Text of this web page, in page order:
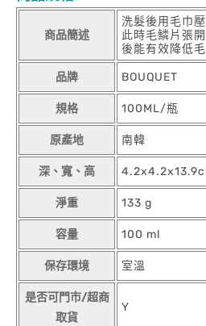
商品簡述
洗髮後用毛巾
此時毛鱗片張
後能有效降低毛
品牌 BOUQUET
規格 100ML/瓶
原產地 南韓
深、寬、高
淨重 133 g
容量 100 ml
保存環境 室溫
是否可門市/超商
取貨
Y